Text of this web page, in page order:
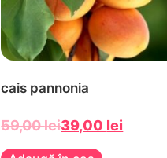
cais pannonia
59,00lei39,00 lei